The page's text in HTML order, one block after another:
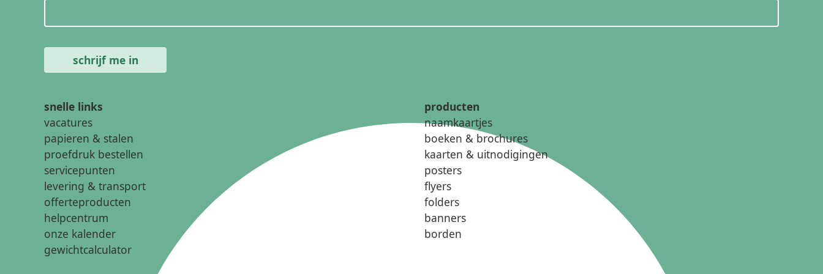
snelle links
vacatures
papieren & stalen
proefdruk bestellen
servicepunten
levering & transport
offerteproducten
helpcentrum
onze kalender
gewichtcalculator
producten
naamkaartjes
boeken & brochures
kaarten & uitnodigingen
posters
flyers
folders
banners
borden